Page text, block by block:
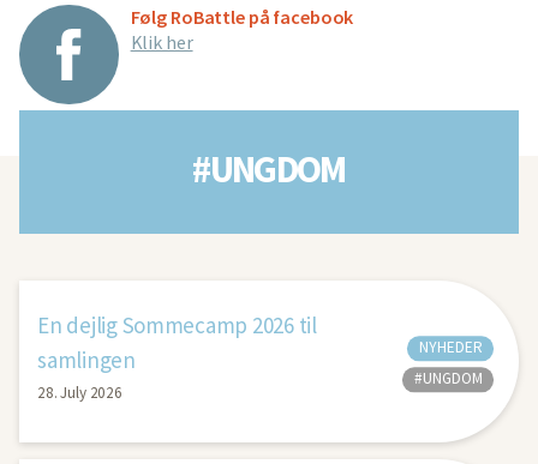
Følg RoBattle på facebook
Klik her
#UNGDOM
En dejlig Sommecamp 2026 til
samlingen
28. July 2026
NYHEDER
#UNGDOM